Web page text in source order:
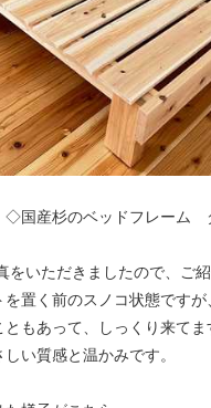
◇国産杉のベッドフレーム
をいただきましたので、ご紹
置く前のスノコ状態ですが
もあって、しっくり来てま
い質感と温かみです。